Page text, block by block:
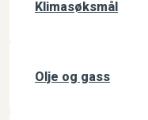
Klimasøksmål
Olje og gass